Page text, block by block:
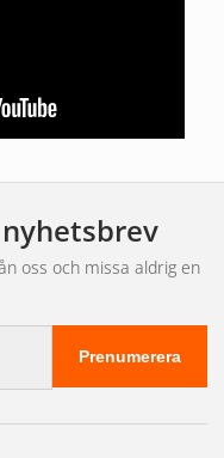
oss och missa aldrig en
Prenumerera